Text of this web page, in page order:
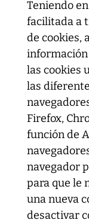
Teniendo
facilitada a
de cookies,
información
las cookies
las
Firefox,
función de
navegador
para que le
una nueva
desactivar